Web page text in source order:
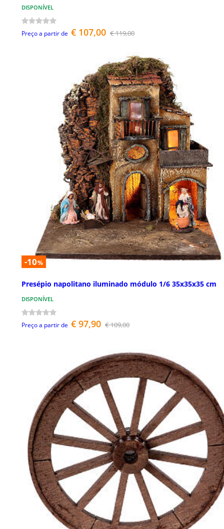
DISPONÍVEL
Preço a partir de € 107,00 € 119,00
-10%
Presépio napolitano iluminado módulo 1/6 35x35x35 cm
DISPONÍVEL
Preço a partir de € 97,90 € 109,00